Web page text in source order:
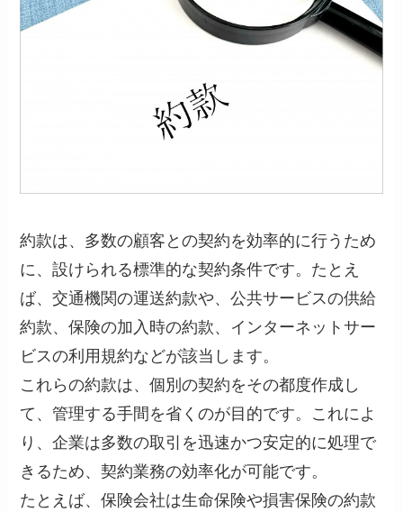
約款は、多数の顧客との契約を効率的に行うため
に、設けられる標準的な契約条件です。たとえ
ば、交通機関の運送約款や、公共サービスの供給
約款、保険の加入時の約款、インターネットサー
ビスの利用規約などが該当します。
これらの約款は、個別の契約をその都度作成し
て、管理する手間を省くのが目的です。これによ
り、企業は多数の取引を迅速かつ安定的に処理で
きるため、契約業務の効率化が可能です。
たとえば、保険会社は生命保険や損害保険の約款